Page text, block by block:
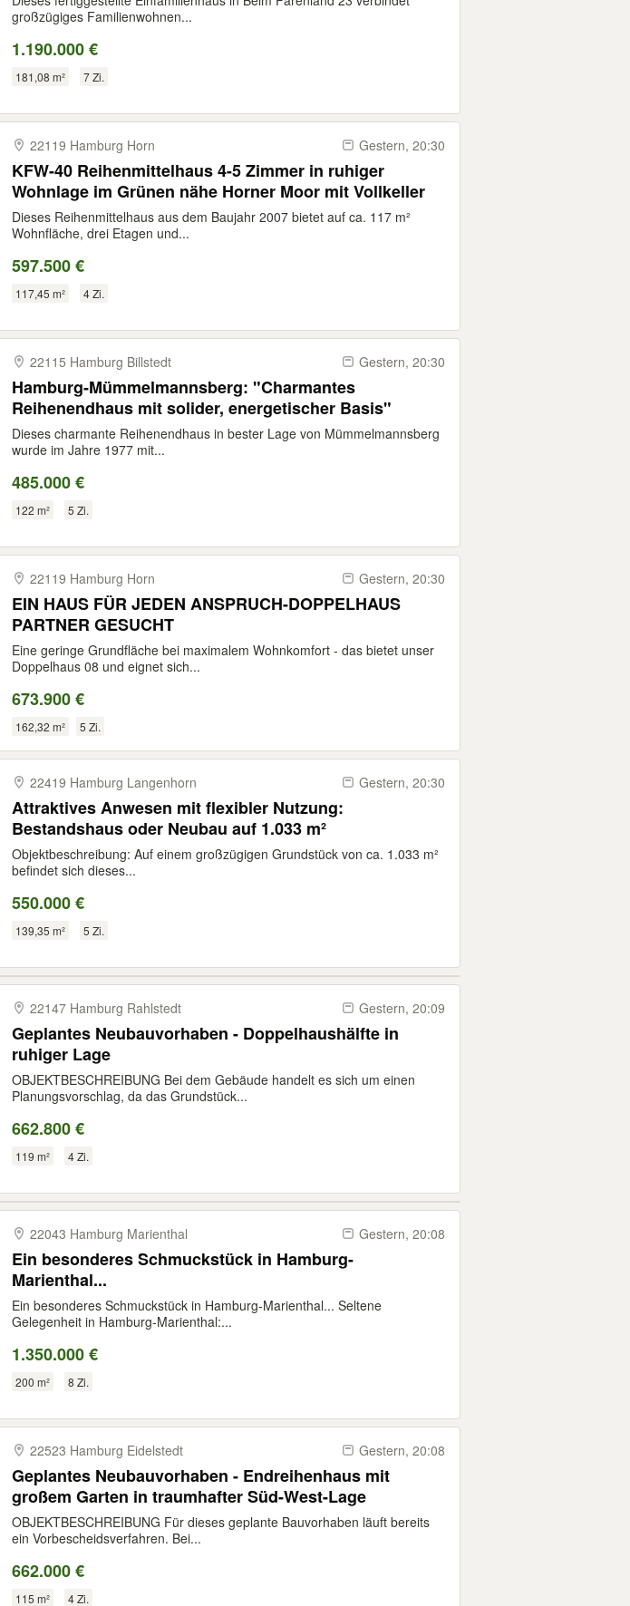
großzügiges Familienwohnen...
1.190.000 €
181,08 m² 7 Zi.
22119 Hamburg Horn Gestern, 20:30
KFW-40 Reihenmittelhaus 4-5 Zimmer in ruhiger
Wohnlage im Grünen nähe Horner Moor mit Vollkeller
Dieses Reihenmittelhaus aus dem Baujahr 2007 bietet auf ca. 117 m²
Wohnfläche, drei Etagen und...
597.500 €
117,45 m² 4 Zi.
22115 Hamburg Billstedt Gestern, 20:30
Hamburg-Mümmelmannsberg: "Charmantes
Reihenendhaus mit solider, energetischer Basis"
Dieses charmante Reihenendhaus in bester Lage von Mümmelmannsberg
wurde im Jahre 1977 mit...
485.000 €
122 m² 5 Zi.
22119 Hamburg Horn Gestern, 20:30
EIN HAUS FÜR JEDEN ANSPRUCH-DOPPELHAUS
PARTNER GESUCHT
Eine geringe Grundfläche bei maximalem Wohnkomfort - das bietet unser
Doppelhaus 08 und eignet sich...
673.900 €
162,32 m² 5 Zi.
22419 Hamburg Langenhorn Gestern, 20:30
Attraktives Anwesen mit flexibler Nutzung:
Bestandshaus oder Neubau auf 1.033 m²
Objektbeschreibung: Auf einem großzügigen Grundstück von ca. 1.033 m²
befindet sich dieses...
550.000 €
139,35 m² 5 Zi.
22147 Hamburg Rahlstedt Gestern, 20:09
Geplantes Neubauvorhaben - Doppelhaushälfte in
ruhiger Lage
OBJEKTBESCHREIBUNG Bei dem Gebäude handelt es sich um einen
Planungsvorschlag, da das Grundstück...
662.800 €
119 m² 4 Zi.
22043 Hamburg Marienthal Gestern, 20:08
Ein besonderes Schmuckstück in Hamburg-
Marienthal...
Ein besonderes Schmuckstück in Hamburg-Marienthal... Seltene
Gelegenheit in Hamburg-Marienthal:...
1.350.000 €
200 m² 8 Zi.
22523 Hamburg Eidelstedt Gestern, 20:08
Geplantes Neubauvorhaben - Endreihenhaus mit
großem Garten in traumhafter Süd-West-Lage
OBJEKTBESCHREIBUNG Für dieses geplante Bauvorhaben läuft bereits
ein Vorbescheidsverfahren. Bei...
662.000 €
115 m² 4 Zi.